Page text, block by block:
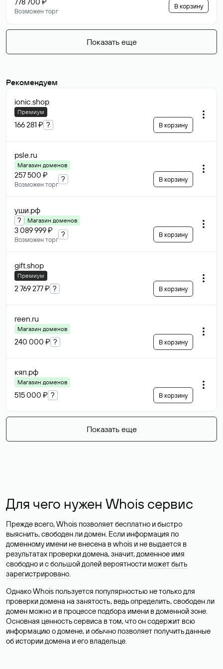
Возможен торг
В корзину
Показать еще
Рекомендуем
ionic.shop
Премиум
166 281 ₽ ? В корзину
psle.ru
Магазин доменов
257 500 ₽
Возможен торг
? В корзину
уши.рф
? Магазин доменов
3 089 999 ₽
Возможен торг
? В корзину
gift.shop
Премиум
2 769 277 ₽ ? В корзину
reen.ru
Магазин доменов
240 000 ₽ ? В корзину
кяп.рф
Магазин доменов
515 000 ₽ ? В корзину
Показать еще
Для чего нужен Whois сервис
Прежде всего, Whois позволяет бесплатно и быстро
выяснить, свободен ли домен. Если информация по
доменному имени не внесена в whois и не выдается в
результатах проверки домена, значит, доменное имя
свободно и с большой долей вероятности может быть
зарегистрировано.
Однако Whois пользуется популярностью не только для
проверки домена на занятость, ведь определить, свободен ли
домен можно и в процессе подбора имени в доменной зоне.
Основная ценность сервиса в том, что он содержит всю
информацию о домене, и обычно позволяет получить данные
об истории домена и его владельце.